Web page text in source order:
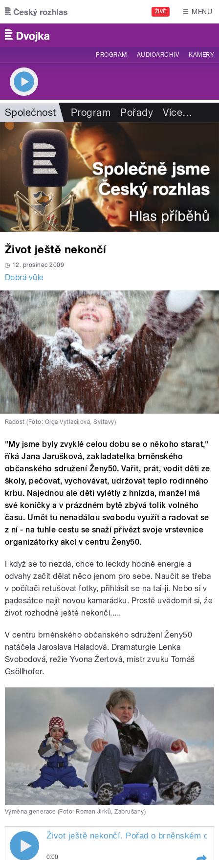
Přejít k hlavnímu obsahu
ŽIVĚ MENU
PROGRAM AUDIOARCHIV KAMERY
Společnost Program Pořady Více…
Život ještě nekončí
12. prosinec 2009
Dobrá vůle
Radost (Foto: Olga Vytlačilová, Svitavy)
"My jsme byly zvyklé celou dobu se o někoho starat,"
říká Jana Jarušková, zakladatelka brněnského
občanského sdružení Ženy50. Vařit, prát, vodit děti ze
školy, pečovat, vychovávat, udržovat teplo rodinného
krbu. Najednou ale děti vylétly z hnízda, manžel má
své koníčky a v prázdném bytě zbývá tolik volného
času. Umět tu nenadálou svobodu využít a radovat se
z ní - na tuhle cestu se snaží přivézt svoje vrstevnice
organizátorky akcí v centru Ženy50.
I když se to nezdá, chce to leckdy hodně energie a
odvahy začít dělat něco jenom pro sebe. Naučit se třeba
v počítači retušovat fotky, přihlásit se na tai-ji. Nebo si v
padesátce najít novou kamarádku. Prostě uvědomit si, že
život rozhodně ještě nekončí.....
V centru brněnského občanského sdružení Ženy50
natáčela Jaroslava Haladová. Dramaturgie Lenka
Svobodová, režie Yvona Žertová, mistr zvuku Tomáš
Gsöllhofer.
Výměna generace (Foto: Roman Jirků, Zabrušany)
Život ještě nekončí. Pořad o brněnském
0:00